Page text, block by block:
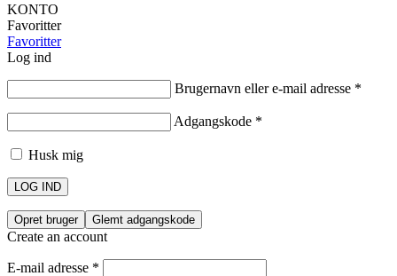
KONTO
Favoritter
Favoritter
Log ind
Brugernavn eller e-mail adresse *
Adgangskode *
Husk mig
LOG IND
Opret bruger Glemt adgangskode
Create an account
E-mail adresse *